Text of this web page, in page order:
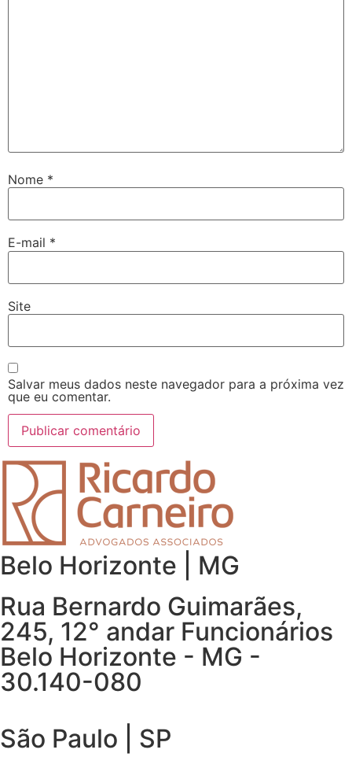
Nome *
E-mail *
Site
Salvar meus dados neste navegador para a próxima vez
que eu comentar.
Belo Horizonte | MG
Rua Bernardo Guimarães,
245, 12° andar Funcionários
Belo Horizonte - MG -
30.140-080
São Paulo | SP